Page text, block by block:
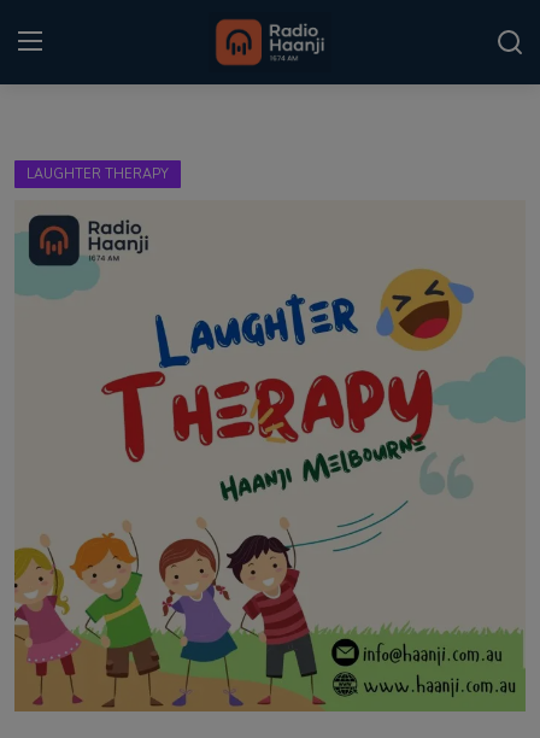
Punjabi Podcast
Kitaab Kahani
Contact
LAUGHTER THERAPY